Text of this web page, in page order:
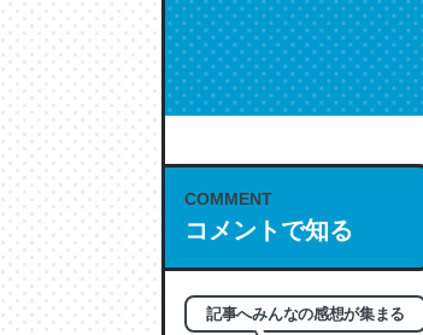
COMMENT
コメントで知る
記事へみんなの感想が集まる
これは名文。彼はとてもク
もお勧め。自分はこの流
─今のこの状況が信じられるか